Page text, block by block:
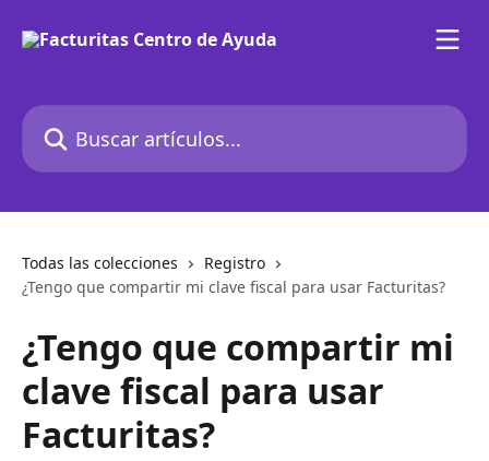
Buscar artículos...
Todas las colecciones
Registro
¿Tengo que compartir mi clave fiscal para usar Facturitas?
¿Tengo que compartir mi
clave fiscal para usar
Facturitas?